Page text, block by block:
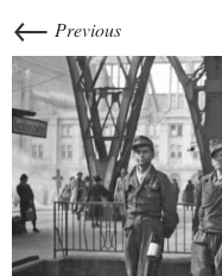
← Previous